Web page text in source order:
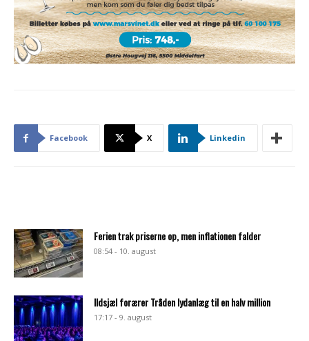
Facebook X Linkedin
Ferien trak priserne op, men inflationen falder
08:54 - 10. august
Ildsjæl forærer Tråden lydanlæg til en halv million
17:17 - 9. august